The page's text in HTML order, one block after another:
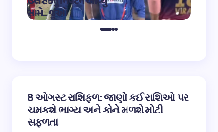
સામે.. જુઓ
on 12:32 pm May 4,
2023
8 ઓગસ્ટ રાશિફળ: જાણો કઈ રાશિઓ પર
ચમકશે ભાગ્ય અને કોને મળશે મોટી
સફળતા